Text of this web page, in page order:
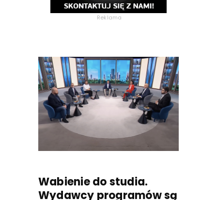
Reklama
Wabienie do studia.
Wydawcy programów są